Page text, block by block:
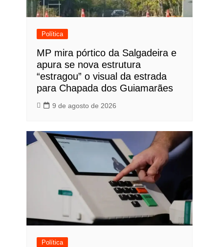
Política
MP mira pórtico da Salgadeira e
apura se nova estrutura
“estragou” o visual da estrada
para Chapada dos Guiamarães
9 de agosto de 2026
Política